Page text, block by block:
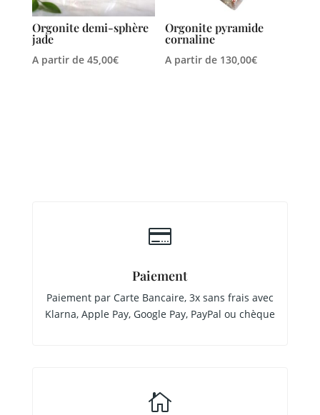
Orgonite demi-sphère
jade
A partir de 45,00€
Orgonite pyramide
cornaline
A partir de 130,00€

Paiement
Paiement par Carte Bancaire, 3x sans frais avec
Klarna, Apple Pay, Google Pay, PayPal ou chèque
